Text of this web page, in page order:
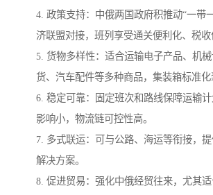
4. 政策支持：中俄两国政府积推动“一带
济联盟对接，班列享受通关便利化、税收
5. 货物多样性：适合运输电子产品、机
货、汽车配件等多种商品，集装箱标准化
6. 稳定可靠：固定班次和路线保障运输
影响小，物流链可控性高。
7. 多式联运：可与公路、海运等衔接，
解决方案。
8. 促进贸易：强化中俄经贸往来，尤其